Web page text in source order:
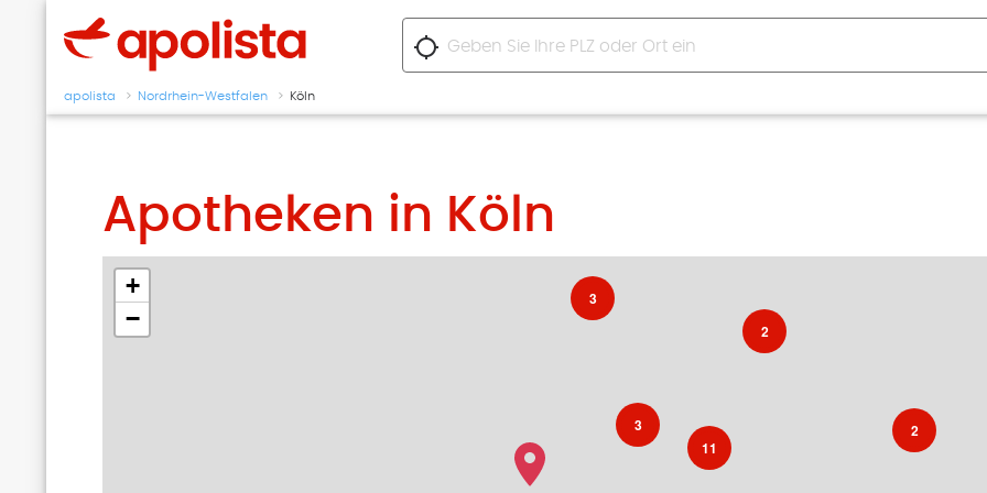
location_searching
apolista Nordrhein-Westfalen Köln
Apotheken in Köln
3
3
2
2
11
+
−